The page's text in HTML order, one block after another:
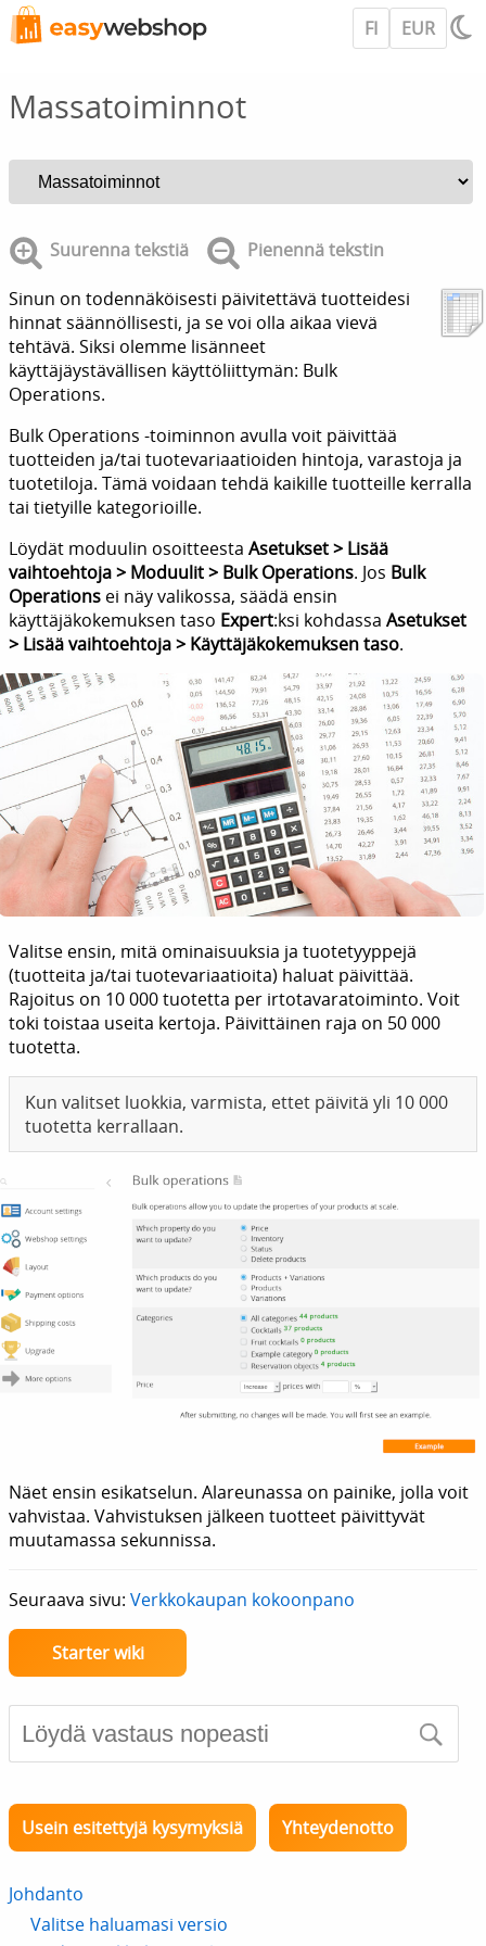
FI EUR
Massatoiminnot
Suurenna tekstiä Pienennä tekstin
Sinun on todennäköisesti päivitettävä tuotteidesi
hinnat säännöllisesti, ja se voi olla aikaa vievä
tehtävä. Siksi olemme lisänneet
käyttäjäystävällisen käyttöliittymän: Bulk
Operations.
Bulk Operations -toiminnon avulla voit päivittää
tuotteiden ja/tai tuotevariaatioiden hintoja, varastoja ja
tuotetiloja. Tämä voidaan tehdä kaikille tuotteille kerralla
tai tietyille kategorioille.
Löydät moduulin osoitteesta Asetukset > Lisää
vaihtoehtoja > Moduulit > Bulk Operations. Jos Bulk
Operations ei näy valikossa, säädä ensin
käyttäjäkokemuksen taso Expert:ksi kohdassa Asetukset
> Lisää vaihtoehtoja > Käyttäjäkokemuksen taso.
Valitse ensin, mitä ominaisuuksia ja tuotetyyppejä
(tuotteita ja/tai tuotevariaatioita) haluat päivittää.
Rajoitus on 10 000 tuotetta per irtotavaratoiminto. Voit
toki toistaa useita kertoja. Päivittäinen raja on 50 000
tuotetta.
Kun valitset luokkia, varmista, ettet päivitä yli 10 000
tuotetta kerrallaan.
Näet ensin esikatselun. Alareunassa on painike, jolla voit
vahvistaa. Vahvistuksen jälkeen tuotteet päivittyvät
muutamassa sekunnissa.
Seuraava sivu: Verkkokaupan kokoonpano
Starter wiki
Usein esitettyjä kysymyksiä Yhteydenotto
Johdanto
Valitse haluamasi versio